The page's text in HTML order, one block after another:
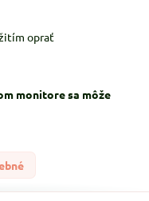
oprať
monitore sa môže